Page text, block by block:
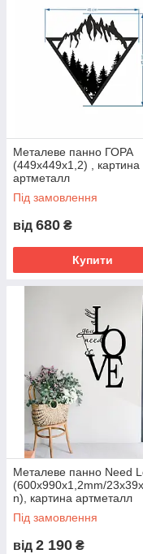
додадуть вашому
Кошики для дров:
дров не тільки
забезпечать зручність
Вибираючи металевий
вибираєте стиль,
затишок та
Металеве панно ГОРА
(449х449х1,2) , картина
артметалл
Під замовлення
від 680 ₴
Купити
Металеве панно Need
(600х990x1,2mm/
n), картина артметалл
Під замовлення
від 2 190 ₴